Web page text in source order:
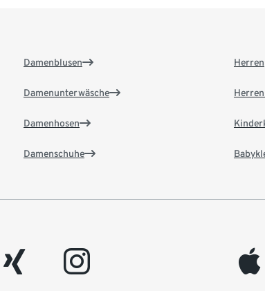
Damenblusen
Damenunterwäsche
Damenhosen
Damenschuhe
xing instagram appleinc